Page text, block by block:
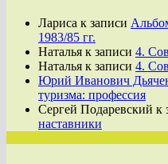
Лариса к записи
1983/85 гг.
Наталья к записи 4.
Наталья к записи 4.
Юрий Иванович
туризма: профессия
Сергей Подаревский к
наставники